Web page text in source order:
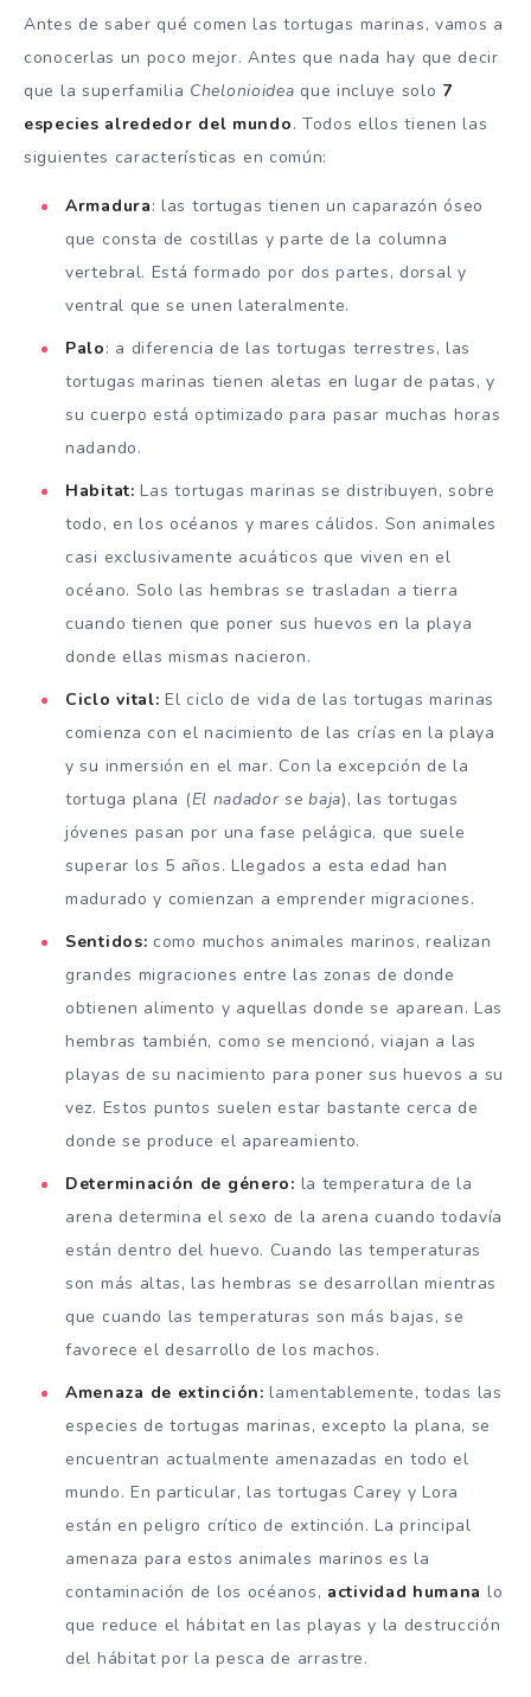
Antes de saber qué comen las tortugas marinas, vamos a
conocerlas un poco mejor. Antes que nada hay que decir
que la superfamilia Chelonioidea que incluye solo 7
especies alrededor del mundo. Todos ellos tienen las
siguientes características en común:
Armadura: las tortugas tienen un caparazón óseo
que consta de costillas y parte de la columna
vertebral. Está formado por dos partes, dorsal y
ventral que se unen lateralmente.
Palo: a diferencia de las tortugas terrestres, las
tortugas marinas tienen aletas en lugar de patas, y
su cuerpo está optimizado para pasar muchas horas
nadando.
Habitat:Las tortugas marinas se distribuyen, sobre
todo, en los océanos y mares cálidos. Son animales
casi exclusivamente acuáticos que viven en el
océano. Solo las hembras se trasladan a tierra
cuando tienen que poner sus huevos en la playa
donde ellas mismas nacieron.
Ciclo vital:El ciclo de vida de las tortugas marinas
comienza con el nacimiento de las crías en la playa
y su inmersión en el mar. Con la excepción de la
tortuga plana (El nadador se baja), las tortugas
jóvenes pasan por una fase pelágica, que suele
superar los 5 años. Llegados a esta edad han
madurado y comienzan a emprender migraciones.
Sentidos: como muchos animales marinos, realizan
grandes migraciones entre las zonas de donde
obtienen alimento y aquellas donde se aparean. Las
hembras también, como se mencionó, viajan a las
playas de su nacimiento para poner sus huevos a su
vez. Estos puntos suelen estar bastante cerca de
donde se produce el apareamiento.
Determinación de género: la temperatura de la
arena determina el sexo de la arena cuando todavía
están dentro del huevo. Cuando las temperaturas
son más altas, las hembras se desarrollan mientras
que cuando las temperaturas son más bajas, se
favorece el desarrollo de los machos.
Amenaza de extinción:lamentablemente, todas las
especies de tortugas marinas, excepto la plana, se
encuentran actualmente amenazadas en todo el
mundo. En particular, las tortugas Carey y Lora
están en peligro crítico de extinción. La principal
amenaza para estos animales marinos es la
contaminación de los océanos, actividad humana lo
que reduce el hábitat en las playas y la destrucción
del hábitat por la pesca de arrastre.